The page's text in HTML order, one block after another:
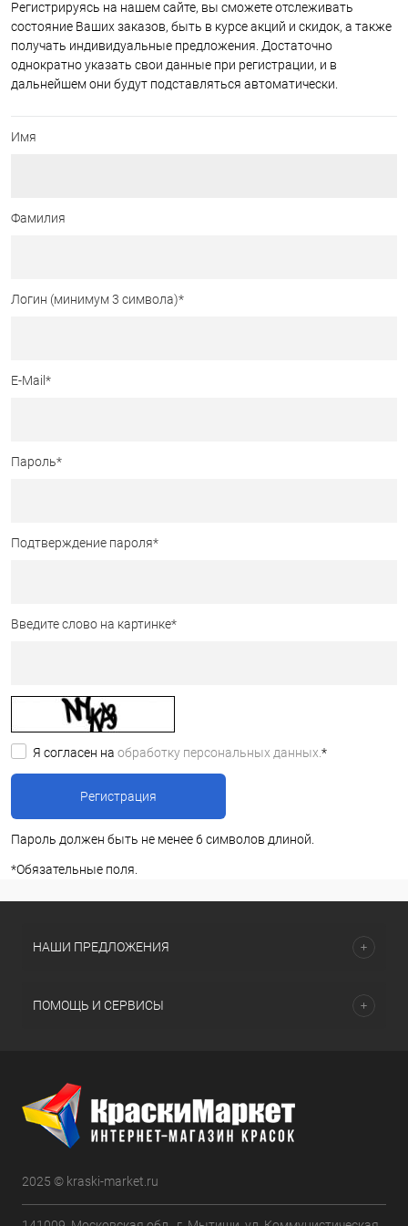
Регистрируясь на нашем сайте, вы сможете отслеживать
состояние Ваших заказов, быть в курсе акций и скидок, а также
получать индивидуальные предложения. Достаточно
однократно указать свои данные при регистрации, и в
дальнейшем они будут подставляться автоматически.
Имя
Фамилия
Логин (минимум 3 символа)*
E-Mail *
Пароль*
Подтверждение пароля*
Введите слово на картинке*
Я согласен на обработку персональных данных. *
Пароль должен быть не менее 6 символов длиной.
*Обязательные поля.
НАШИ ПРЕДЛОЖЕНИЯ
ПОМОЩЬ И СЕРВИСЫ
2025 © kraski-market.ru